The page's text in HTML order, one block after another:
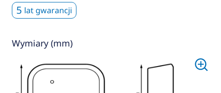
5 lat gwarancji
Wymiary (mm)